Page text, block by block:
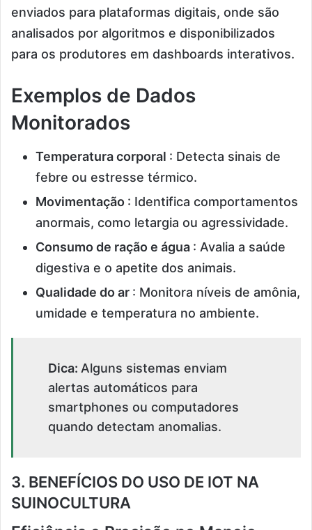
enviados para plataformas digitais, onde são
analisados por algoritmos e disponibilizados
para os produtores em dashboards interativos.
Exemplos de Dados
Monitorados
Temperatura corporal : Detecta sinais de
febre ou estresse térmico.
Movimentação : Identifica comportamentos
anormais, como letargia ou agressividade.
Consumo de ração e água : Avalia a saúde
digestiva e o apetite dos animais.
Qualidade do ar : Monitora níveis de amônia,
umidade e temperatura no ambiente.
Dica: Alguns sistemas enviam
alertas automáticos para
smartphones ou computadores
quando detectam anomalias.
3. BENEFÍCIOS DO USO DE IOT NA
SUINOCULTURA